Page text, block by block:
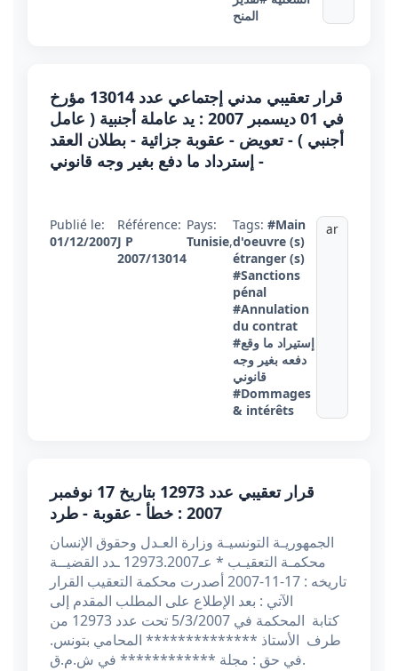
المنح
قرار تعقيبي مدني إجتماعي عدد 13014 مؤرخ
في 01 ديسمبر 2007 : يد عاملة أجنبية ( عامل
أجنبي ) - تعويض - عقوبة جزائية - بطلان العقد
- إسترداد ما دفع بغير وجه قانوني
Publié le:
01/12/2007
Référence:
J P
2007/13014
Pays:
Tunisie,
Tags: #Main
d'oeuvre (s)
étranger (s)
#Sanctions
pénal
#Annulation
du contrat
#إستيراد ما وقع
دفعه بغير وجه
قانوني
#Dommages
& intérêts
ar
قرار تعقيبي عدد 12973 بتاريخ 17 نوفمبر
2007 : خطأ - عقوبة - طرد
الجمهوريـة التونسيـة وزارة العـدل وحقوق الإنسان
محكمـة التعقيـب * عـ12973.2007 ـدد القضيــة
تاريخه : 17-11-2007 أصدرت محكمة التعقيب القرار
الآتي : بعد الإطلاع على المطلب المقدم إلى
كتابة المحكمة في 5/3/2007 تحت عدد 12973 من
طرف الأستاذ ************** المحامي بتونس.
في حق : مجلة ************ في ش.م.ق.